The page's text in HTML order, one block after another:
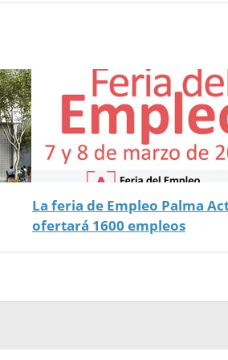
La feria de Empleo Palma
ofertará 1600 empleos